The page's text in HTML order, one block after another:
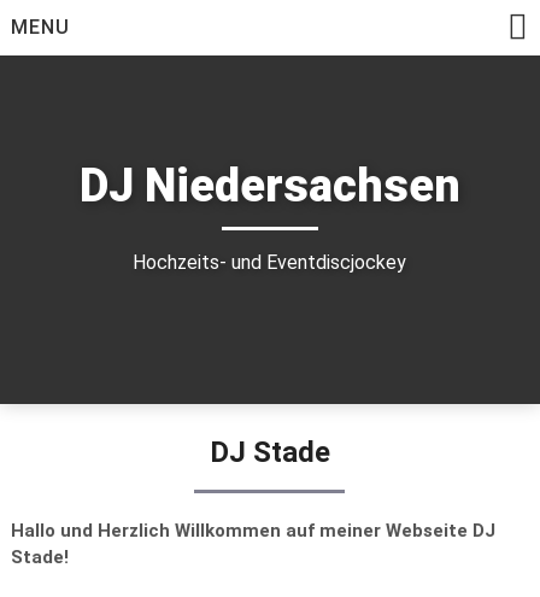
toMENU
DJ Niedersachsen
Hochzeits- und Eventdiscjockey
DJ Stade
Hallo und Herzlich Willkommen auf meiner Webseite DJ
Stade!